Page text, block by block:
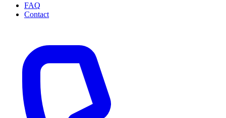
FAQ
Contact